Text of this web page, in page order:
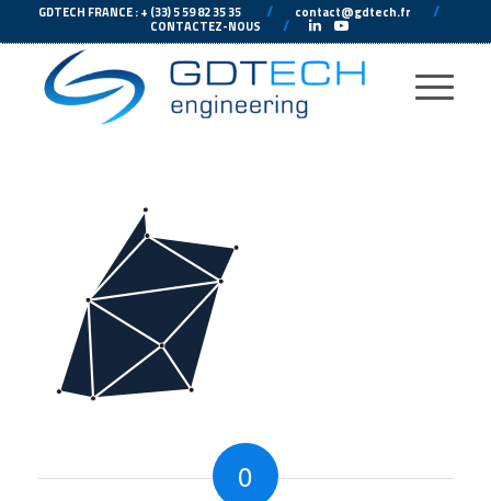
GDTECH FRANCE : + (33) 5 59 82 35 35 //--- contact@gdtech.fr //--
CONTACTEZ-NOUS ---// ---
0